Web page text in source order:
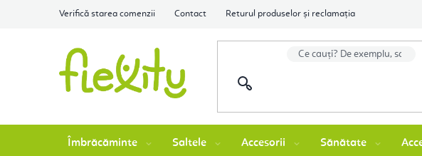
Verifică starea comenzii Contact Returul produselor și reclamația
Îmbrăcăminte Saltele Accesorii Sănătate